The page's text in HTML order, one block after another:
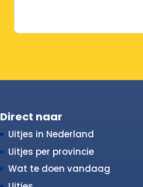
Direct naar
Uitjes in Nederland
Uitjes per provincie
Wat te doen vandaag